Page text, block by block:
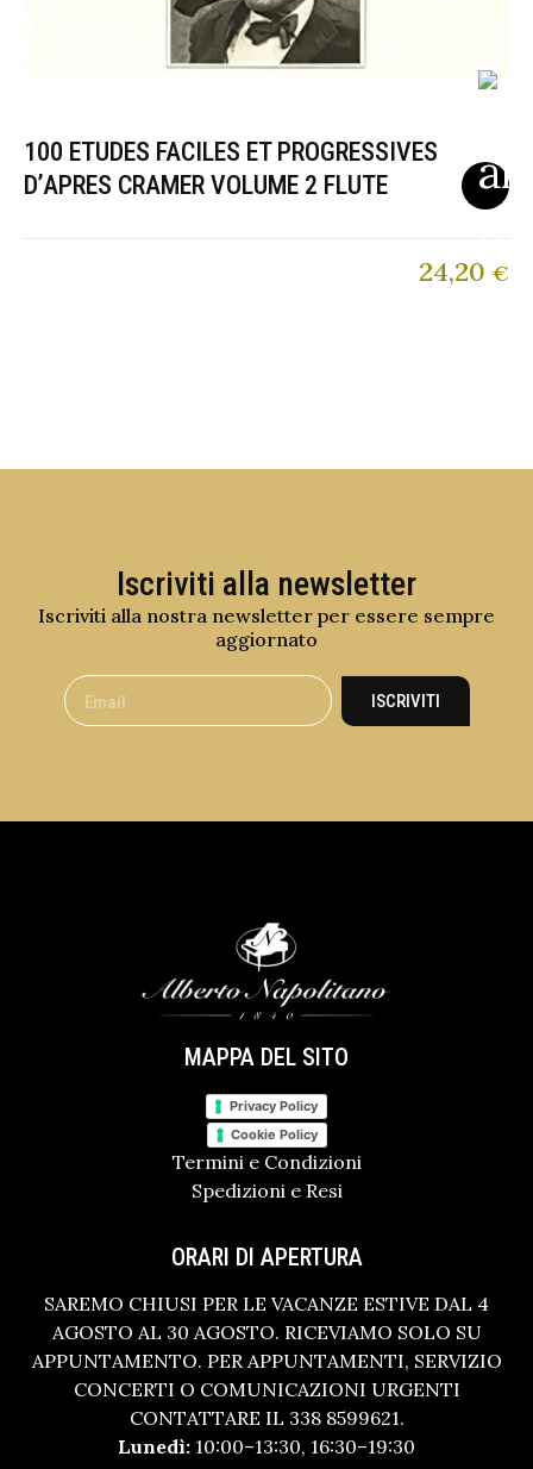
100 ETUDES FACILES ET PROGRESSIVES
D’APRES CRAMER VOLUME 2 FLUTE
24,20 €
Iscriviti alla newsletter
Iscriviti alla nostra newsletter per essere sempre
aggiornato
ISCRIVITI
MAPPA DEL SITO
Privacy Policy
Cookie Policy
Termini e Condizioni
Spedizioni e Resi
ORARI DI APERTURA
SAREMO CHIUSI PER LE VACANZE ESTIVE DAL 4
AGOSTO AL 30 AGOSTO. RICEVIAMO SOLO SU
APPUNTAMENTO. PER APPUNTAMENTI, SERVIZIO
CONCERTI O COMUNICAZIONI URGENTI
CONTATTARE IL 338 8599621.
Lunedì: 10:00–13:30, 16:30–19:30